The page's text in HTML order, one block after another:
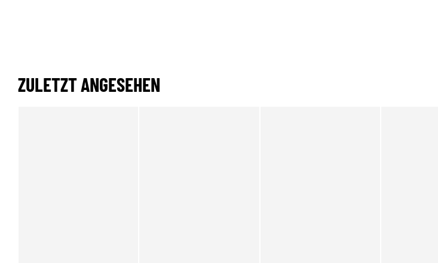
ZULETZT ANGESEHEN